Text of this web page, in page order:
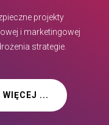
projekty
i marketingowej
strategie.
WIĘCEJ ...